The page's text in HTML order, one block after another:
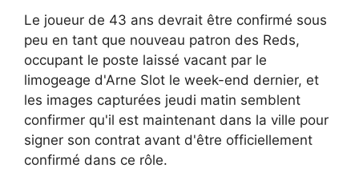
Le joueur de 43 ans devrait être confirmé sous
peu en tant que nouveau patron des Reds,
occupant le poste laissé vacant par le
limogeage d'Arne Slot le week-end dernier, et
les images capturées jeudi matin semblent
confirmer qu'il est maintenant dans la ville pour
signer son contrat avant d'être officiellement
confirmé dans ce rôle.